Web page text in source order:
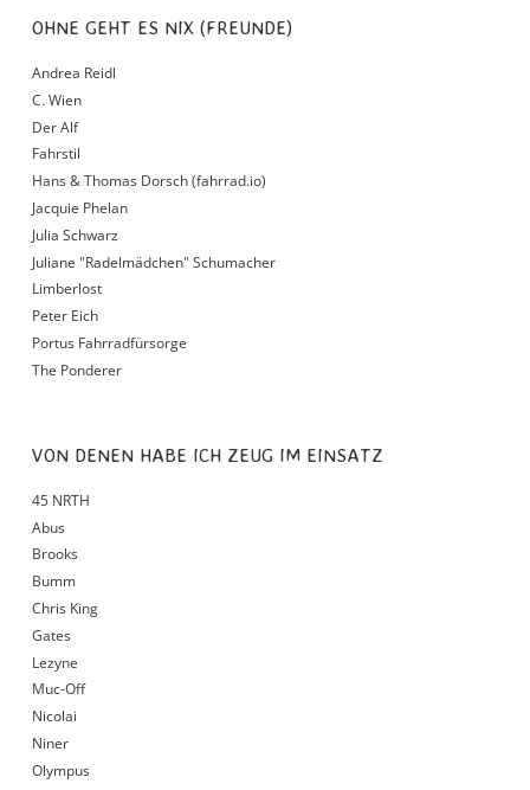
OHNE GEHT ES NIX (FREUNDE)
Andrea Reidl
C. Wien
Der Alf
Fahrstil
Hans & Thomas Dorsch (fahrrad.io)
Jacquie Phelan
Julia Schwarz
Juliane "Radelmädchen" Schumacher
Limberlost
Peter Eich
Portus Fahrradfürsorge
The Ponderer
VON DENEN HABE ICH ZEUG IM EINSATZ
45 NRTH
Abus
Brooks
Bumm
Chris King
Gates
Lezyne
Muc-Off
Nicolai
Niner
Olympus